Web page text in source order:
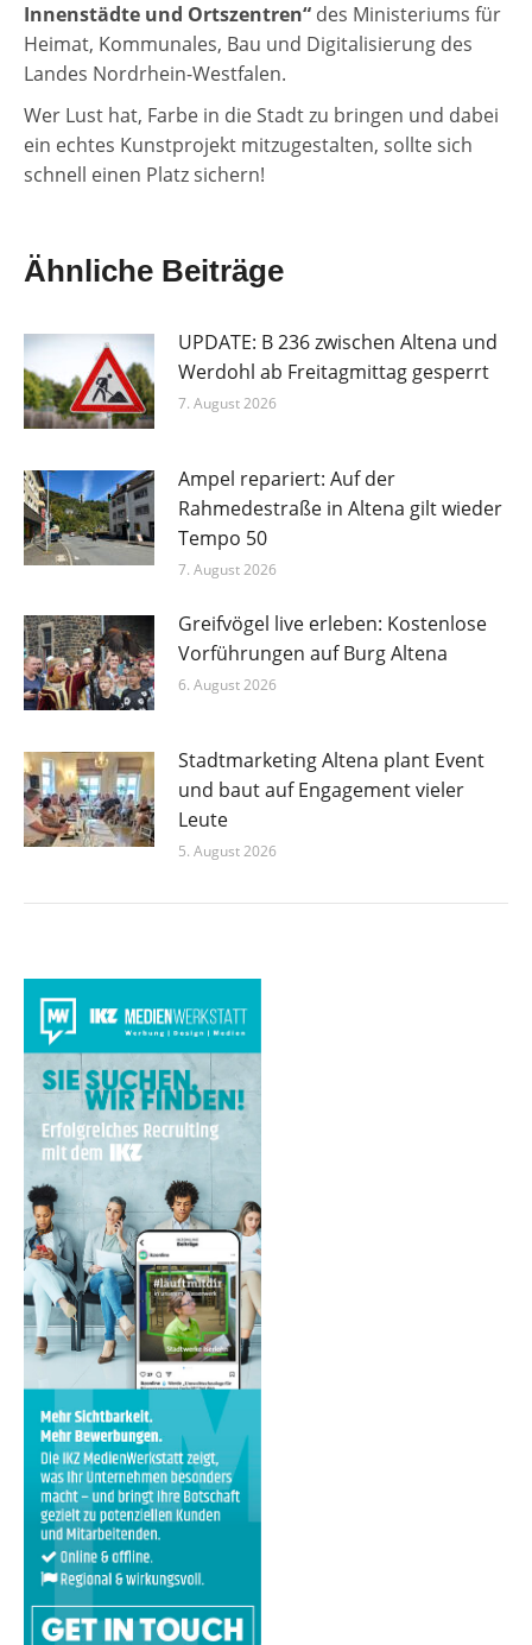
Innenstädte und Ortszentren“ des Ministeriums für
Heimat, Kommunales, Bau und Digitalisierung des
Landes Nordrhein-Westfalen.
Wer Lust hat, Farbe in die Stadt zu bringen und dabei
ein echtes Kunstprojekt mitzugestalten, sollte sich
schnell einen Platz sichern!
Ähnliche Beiträge
UPDATE: B 236 zwischen Altena und
Werdohl ab Freitagmittag gesperrt
7. August 2026
Ampel repariert: Auf der
Rahmedestraße in Altena gilt wieder
Tempo 50
7. August 2026
Greifvögel live erleben: Kostenlose
Vorführungen auf Burg Altena
6. August 2026
Stadtmarketing Altena plant Event
und baut auf Engagement vieler
Leute
5. August 2026